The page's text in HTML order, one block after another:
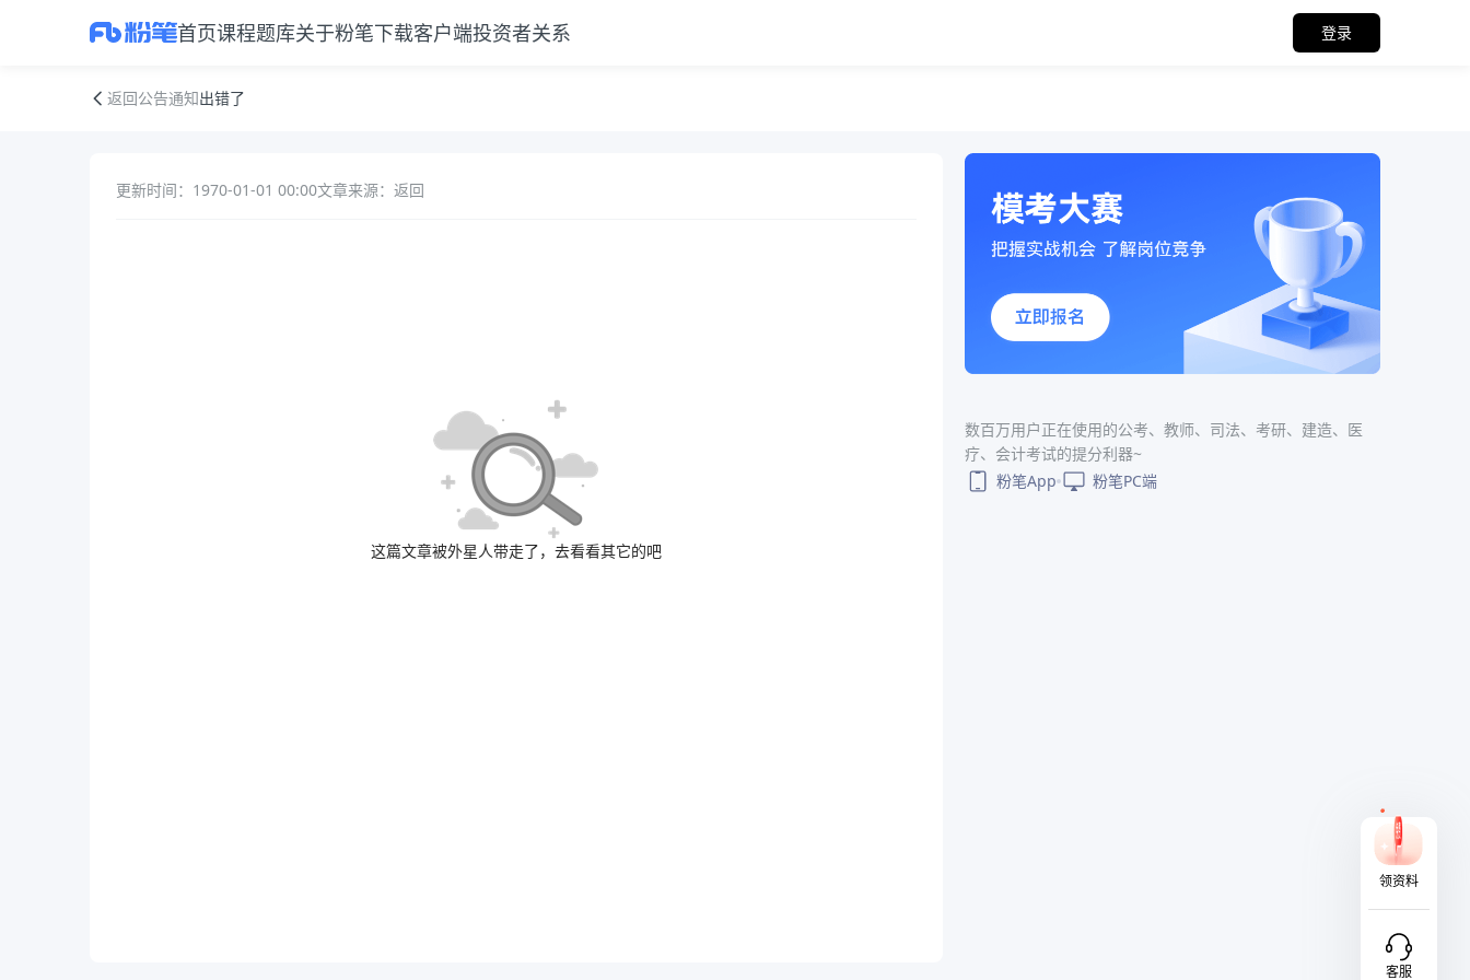
首页课程题库关于粉笔下载客户端投资者关系 登录
返回公告通知出错了
更新时间：1970-01-01 00:00文章来源：返回
这篇文章被外星人带走了，去看看其它的吧
数百万用户正在使用的公考、教师、司法、考研、建造、医
疗、会计考试的提分利器~
粉笔App
粉笔PC端
领资料
客服